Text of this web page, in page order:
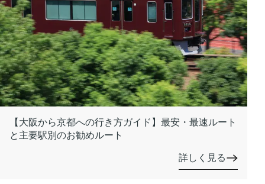
【大阪から京都への行き方ガイド】最安・最速ルート
と主要駅別のお勧めルート
詳しく見る